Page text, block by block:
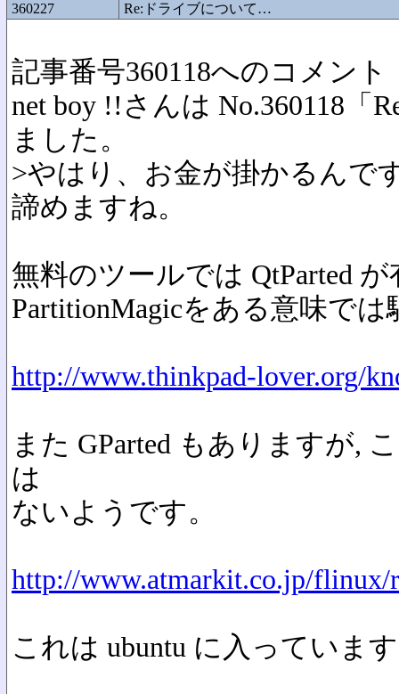
360227 Re:ドライブについて…
記事番号360118へのコメント
net boy !!さんは No.360118
ました。
>やはり、お金が掛かるんで
諦めますね。
無料のツールでは QtParted
PartitionMagicをある意味で
http://www.thinkpad-lover.org/
また GParted もありますが,
は
ないようです。
http://www.atmarkit.co.jp/flinux/
これは ubuntu に入っていま